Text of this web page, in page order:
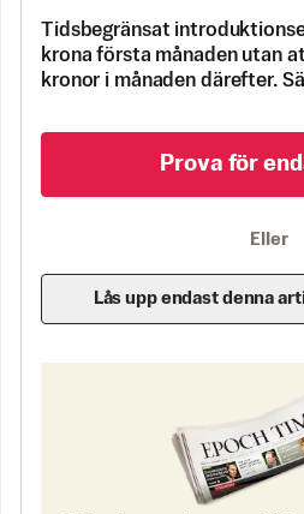
Tidsbegränsat
krona första månaden utan
kronor i månaden därefter.
Prova för
Eller
Lås upp endast denna